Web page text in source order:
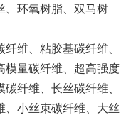
、环氧树脂、双马树
维、粘胶基碳纤维、
模量碳纤维、超高强度
纤维、长丝碳纤维、
小丝束碳纤维、大丝